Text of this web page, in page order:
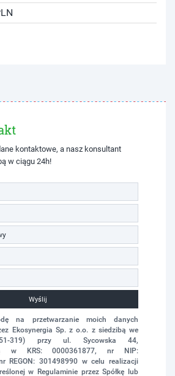
kontaktowe, a nasz konsultant
w ciągu 24h!
Wyślij
na przetwarzanie moich danych
Ekosynergia Sp. z o.o. z siedzibą we
319) przy ul. Sycowska 44,
w KRS: 0000361877, nr NIP:
REGON: 301498990 w celu realizacji
w Regulaminie przez Spółkę lub